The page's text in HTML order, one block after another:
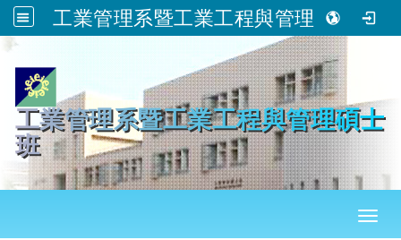
工業管理系暨工業工程與管理碩士班
跳到主要內容
工業管理系暨工業工程與管理碩士
班